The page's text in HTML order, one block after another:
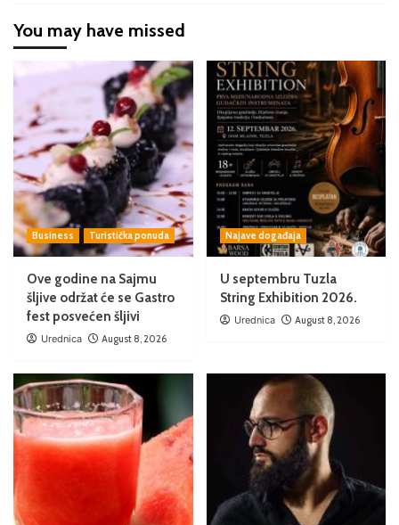
You may have missed
Business Turistička ponuda
Ove godine na Sajmu
šljive održat će se Gastro
fest posvećen šljivi
Urednica August 8, 2026
Najave događaja
U septembru Tuzla
String Exhibition 2026.
Urednica August 8, 2026